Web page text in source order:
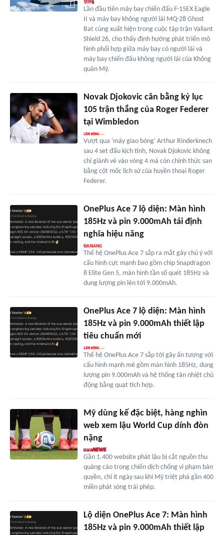
Lần đầu tiên máy bay chiến đấu F-15EX Eagle
II và máy bay không người lái MQ-28 Ghost
Bat cùng xuất hiện trong cuộc tập trận Valiant
Shield 26, cho thấy định hướng phát triển mô
hình phối hợp giữa máy bay có người lái và
máy bay chiến đấu không người lái của Không
quân Mỹ.
Novak Djokovic cân bằng kỷ lục
105 trận thắng của Roger Federer
tại Wimbledon
Vượt qua 'máy giao bóng' Arthur Rinderknech
sau 4 set đấu kịch tính, Novak Djokovic không
chỉ giành vé vào vòng 4 mà còn chính thức san
bằng cột mốc lịch sử của huyền thoại Roger
Federer.
OnePlus Ace 7 lộ diện: Màn hình
185Hz và pin 9.000mAh tái định
nghĩa hiệu năng
Thế hệ OnePlus Ace 7 sắp ra mắt gây chú ý với
cấu hình cực mạnh bao gồm chip Snapdragon
8 Elite Gen 5, màn hình tần số quét 185Hz và
dung lượng pin lên tới 9.000mAh.
OnePlus Ace 7 lộ diện: Màn hình
185Hz và pin 9.000mAh thiết lập
tiêu chuẩn mới
Thế hệ OnePlus Ace 7 sắp tới gây ấn tượng với
cấu hình mạnh mẽ gồm màn hình 185Hz, dung
lượng pin 9.000mAh và hệ thống tản nhiệt chủ
động bằng quạt tích hợp.
Mỹ dùng kế đặc biệt, hàng nghìn
web xem lậu World Cup dính đòn
nặng
Gần 1.400 website phát lậu bị cắt nguồn thu
quảng cáo trong chiến dịch chống vi phạm bản
quyền, chỉ ít ngày sau khi Mỹ triệt phá gần 400
miền phát sóng trái phép.
Lộ diện OnePlus Ace 7: Màn hình
185Hz và pin 9.000mAh thiết lập